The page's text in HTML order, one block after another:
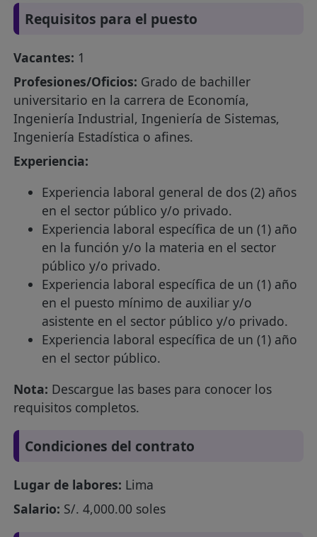
Requisitos para el puesto
Vacantes: 1
Profesiones/Oficios: Grado de bachiller
universitario en la carrera de Economía,
Ingeniería Industrial, Ingeniería de Sistemas,
Ingeniería Estadística o afines.
Experiencia:
Experiencia laboral general de dos (2) años
en el sector público y/o privado.
Experiencia laboral específica de un (1) año
en la función y/o la materia en el sector
público y/o privado.
Experiencia laboral específica de un (1) año
en el puesto mínimo de auxiliar y/o
asistente en el sector público y/o privado.
Experiencia laboral específica de un (1) año
en el sector público.
Nota: Descargue las bases para conocer los
requisitos completos.
Condiciones del contrato
Lugar de labores: Lima
Salario: S/. 4,000.00 soles